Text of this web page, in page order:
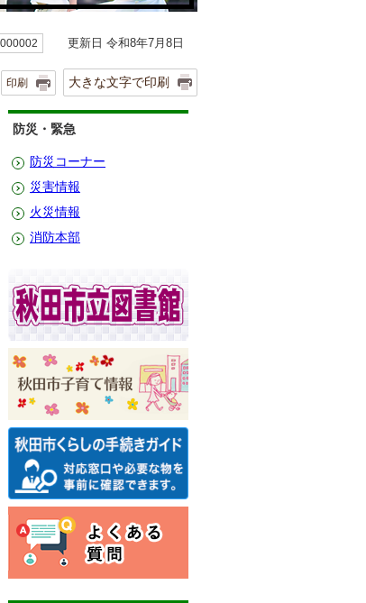
更新日 令和8年7月8日
印刷 大きな文字で印刷
防災・緊急
防災コーナー
災害情報
火災情報
消防本部